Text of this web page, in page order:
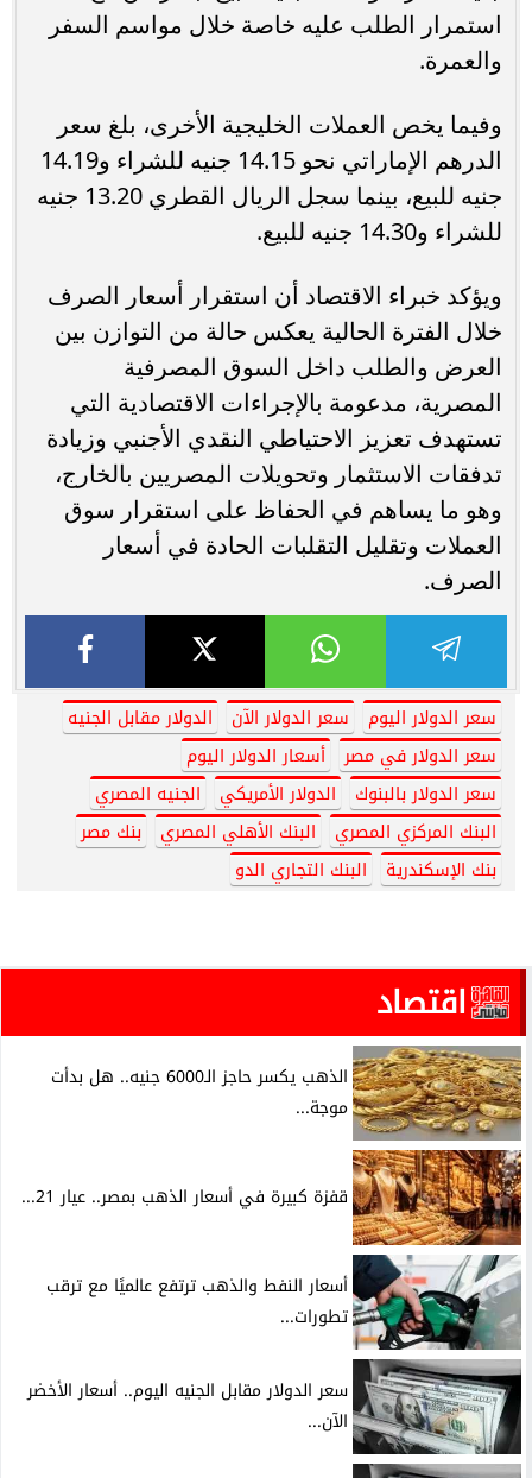
استمرار الطلب عليه خاصة خلال مواسم السفر
والعمرة.
وفيما يخص العملات الخليجية الأخرى، بلغ سعر
الدرهم الإماراتي نحو 14.15 جنيه للشراء و14.19
جنيه للبيع، بينما سجل الريال القطري 13.20 جنيه
للشراء و14.30 جنيه للبيع.
ويؤكد خبراء الاقتصاد أن استقرار أسعار الصرف
خلال الفترة الحالية يعكس حالة من التوازن بين
العرض والطلب داخل السوق المصرفية
المصرية، مدعومة بالإجراءات الاقتصادية التي
تستهدف تعزيز الاحتياطي النقدي الأجنبي وزيادة
تدفقات الاستثمار وتحويلات المصريين بالخارج،
وهو ما يساهم في الحفاظ على استقرار سوق
العملات وتقليل التقلبات الحادة في أسعار
الصرف.
سعر الدولار اليوم سعر الدولار الآن
الدولار مقابل الجنيه
سعر الدولار في مصر
أسعار الدولار اليوم
سعر الدولار بالبنوك
الدولار الأمريكي
الجنيه المصري
البنك المركزي المصري
البنك الأهلي المصري
بنك مصر
بنك الإسكندرية
البنك التجاري الدو
اقتصاد
الذهب يكسر حاجز الـ6000 جنيه.. هل بدأت
موجة...
قفزة كبيرة في أسعار الذهب بمصر.. عيار 21...
أسعار النفط والذهب ترتفع عالميًا مع ترقب
تطورات...
سعر الدولار مقابل الجنيه اليوم.. أسعار الأخضر
الآن...